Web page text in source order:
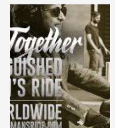
Motorrad
presenta
la
R
18
Dragster.